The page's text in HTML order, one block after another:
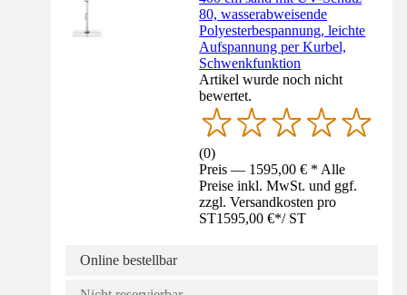
80, wasserabweisende
Polyesterbespannung, leichte
Aufspannung per Kurbel,
Schwenkfunktion
Artikel wurde noch nicht
bewertet.
(0)
Preis — 1595,00 € * Alle
Preise inkl. MwSt. und ggf.
zzgl. Versandkosten pro
ST1595,00 €*/ ST
Online bestellbar